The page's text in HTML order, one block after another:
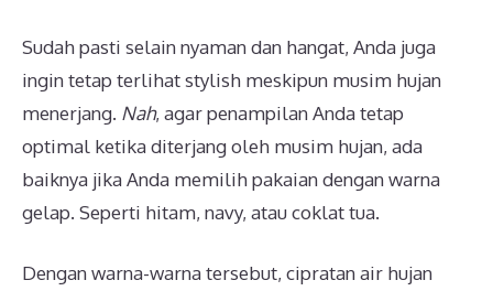
Sudah pasti selain nyaman dan hangat, Anda juga
ingin tetap terlihat stylish meskipun musim hujan
menerjang. Nah, agar penampilan Anda tetap
optimal ketika diterjang oleh musim hujan, ada
baiknya jika Anda memilih pakaian dengan warna
gelap. Seperti hitam, navy, atau coklat tua.
Dengan warna-warna tersebut, cipratan air hujan